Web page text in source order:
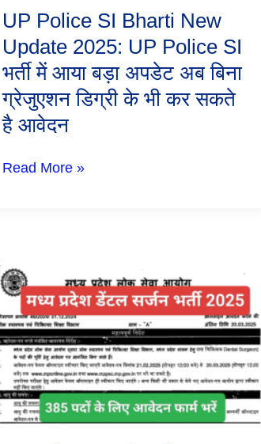
UP Police SI Bharti New
Update 2025: UP Police SI
भर्ती में आया बड़ा अपडेट अब बिना
ग्रेजुएशन डिग्री के भी कर सकते
है आवेदन
आया
बड़ा
अपडेट
अब
बिना
ग्रेजुएशन
डिग्री
के
कर
Read More »
मध्य
प्रदेश
सरकारी
भर्ती
2025
New:
मध्य
प्रदेश
में
आई
दंत